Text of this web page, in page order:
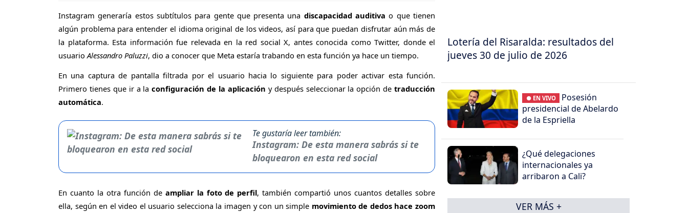
Instagram generaría estos subtítulos para gente que presenta una discapacidad auditivao que tienen
algún problema para entender el idioma original de los videos, así para que puedan disfrutar aún más de
la plataforma. Esta información fue relevada en la red social X, antes conocida como Twitter, donde el
usuario Alessandro Paluzzi, dio a conocer que Meta estaría trabando en esta función ya hace un tiempo.
En una captura de pantalla filtrada por el usuario hacia lo siguiente para poder activar esta función.
Primero tienes que ir a laconfiguración de la aplicación y después seleccionar la opción de traducción
automática.
Te gustaría leer también:
Instagram: De esta manera sabrás si te
bloquearon en esta red social
En cuanto la otra función deampliar la foto de perfil, también compartió unos cuantos detalles sobre
ella, según en el video el usuario selecciona la imagen y con un simple movimiento de dedos hace zoom
Lotería del Risaralda: resultados del
jueves 30 de julio de 2026
● EN VIVO
Posesión
presidencial de Abelardo
de la Espriella
¿Qué delegaciones
internacionales ya
arribaron a Cali?
VER MÁS +